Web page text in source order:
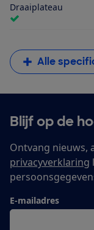
Draaiplateau
Alle
Blijf op de
Ontvang nieuws,
privacyverklaring
E-mailadres